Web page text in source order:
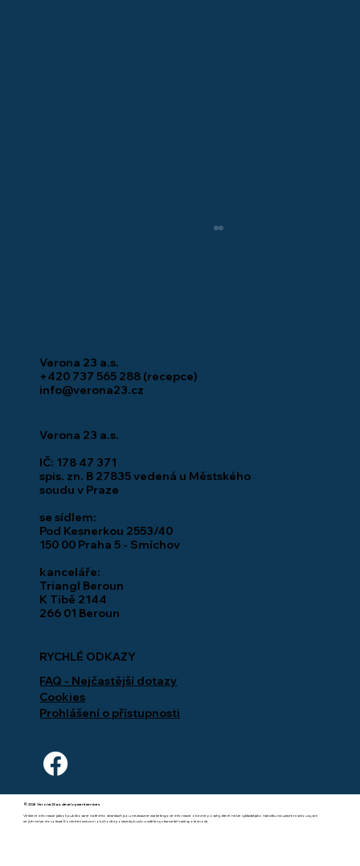
Beroun
Verona 23 a.s.
+420 737 565 288 (recepce)
info@verona23.cz
Verona 23 a.s.
IČ: 178 47 371
spis. zn. B 27835 vedená u Městského
soudu v Praze
se sídlem:
Pod Kesnerkou 2553/40
150 00 Praha 5 - Smíchov
kanceláře:
Triangl Beroun
K Tibě 2144
266 01 Beroun
RYCHLÉ ODKAZY
FAQ - Nejčastější dotazy
Cookies
Prohlášení o přístupnosti
© 2026 Verona 23 a.s. development services
Veškeré informace jakkoli publikované na těchto stránkách jsou nezávazné marketingové informace obecné povahy, které nelze vykládat jako nabídku na uzavření smlouvy, ani
se jich nelze dovolávat. Konkrétní smluvní i obchodní podmínky budou sděleny v kanceláři naší společnosti.